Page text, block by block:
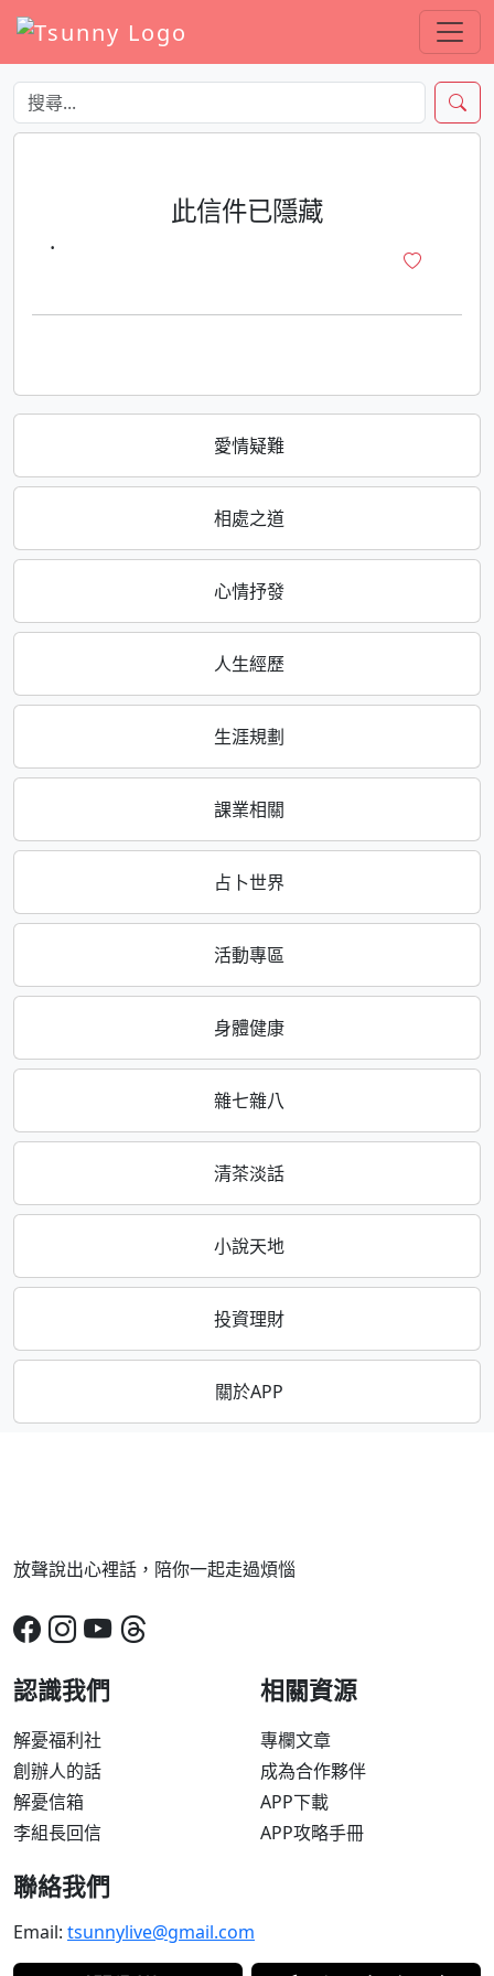
愛情疑難
相處之道
心情抒發
人生經歷
生涯規劃
課業相關
占卜世界
活動專區
身體健康
雜七雜八
清茶淡話
小說天地
投資理財
關於APP
此信件已隱藏
·
放聲說出心裡話，陪你一起走過煩惱
認識我們
解憂福利社
創辦人的話
解憂信箱
李組長回信
相關資源
專欄文章
成為合作夥伴
APP下載
APP攻略手冊
聯絡我們
Email: tsunnylive@gmail.com